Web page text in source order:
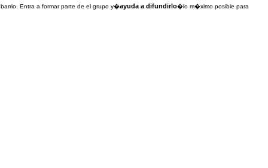
Entra a formar parte de el grupo y�ayuda a difundirlo�lo m�ximo posible para